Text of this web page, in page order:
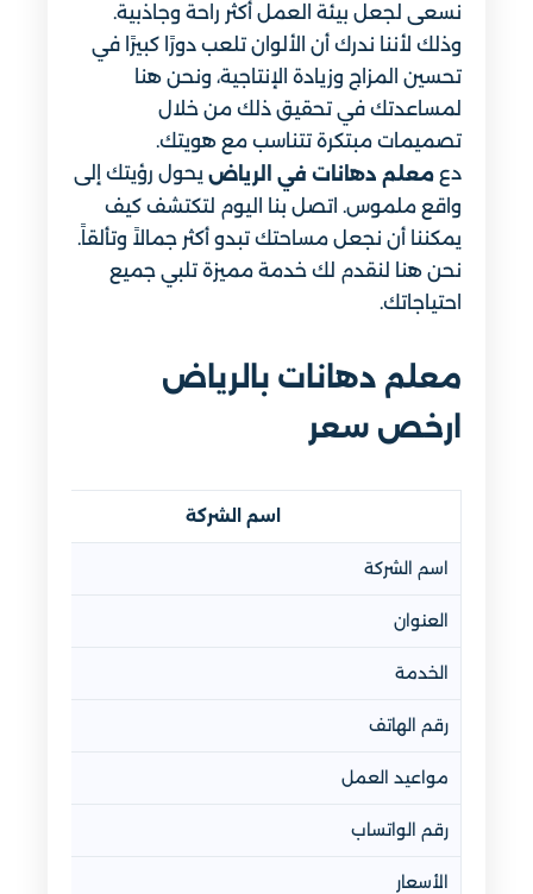
نسعى لجعل بيئة العمل أكثر راحة وجاذبية.
وذلك لأننا ندرك أن الألوان تلعب دورًا كبيرًا في
تحسين المزاج وزيادة الإنتاجية، ونحن هنا
لمساعدتك في تحقيق ذلك من خلال
تصميمات مبتكرة تتناسب مع هويتك.
دع معلم دهانات في الرياض يحول رؤيتك إلى
واقع ملموس. اتصل بنا اليوم لتكتشف كيف
يمكننا أن نجعل مساحتك تبدو أكثر جمالاً وتألقاً.
نحن هنا لنقدم لك خدمة مميزة تلبي جميع
احتياجاتك.
معلم دهانات بالرياض
ارخص سعر
اسم الشركة
اسم الشركة
العنوان
الخدمة
رقم الهاتف
مواعيد العمل
رقم الواتساب
الأسعار